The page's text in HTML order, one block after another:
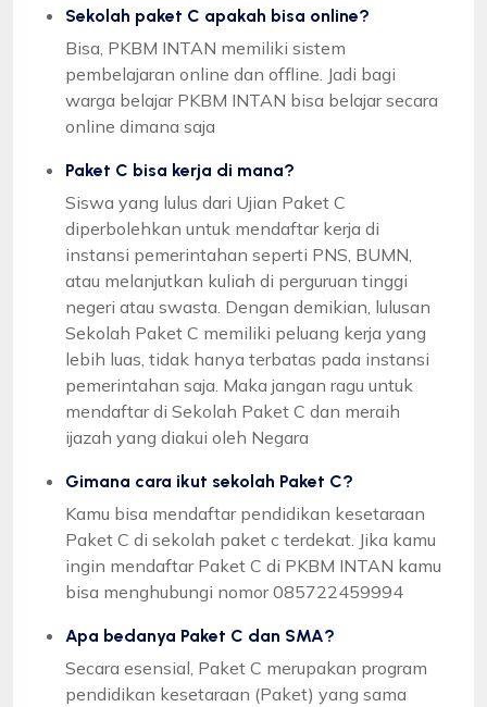
Sekolah paket C apakah bisa online?
Bisa, PKBM INTAN memiliki sistem
pembelajaran online dan offline. Jadi bagi
warga belajar PKBM INTAN bisa belajar secara
online dimana saja
Paket C bisa kerja di mana?
Siswa yang lulus dari Ujian Paket C
diperbolehkan untuk mendaftar kerja di
instansi pemerintahan seperti PNS, BUMN,
atau melanjutkan kuliah di perguruan tinggi
negeri atau swasta. Dengan demikian, lulusan
Sekolah Paket C memiliki peluang kerja yang
lebih luas, tidak hanya terbatas pada instansi
pemerintahan saja. Maka jangan ragu untuk
mendaftar di Sekolah Paket C dan meraih
ijazah yang diakui oleh Negara
Gimana cara ikut sekolah Paket C?
Kamu bisa mendaftar pendidikan kesetaraan
Paket C di sekolah paket c terdekat. Jika kamu
ingin mendaftar Paket C di PKBM INTAN kamu
bisa menghubungi nomor 085722459994
Apa bedanya Paket C dan SMA?
Secara esensial, Paket C merupakan program
pendidikan kesetaraan (Paket) yang sama